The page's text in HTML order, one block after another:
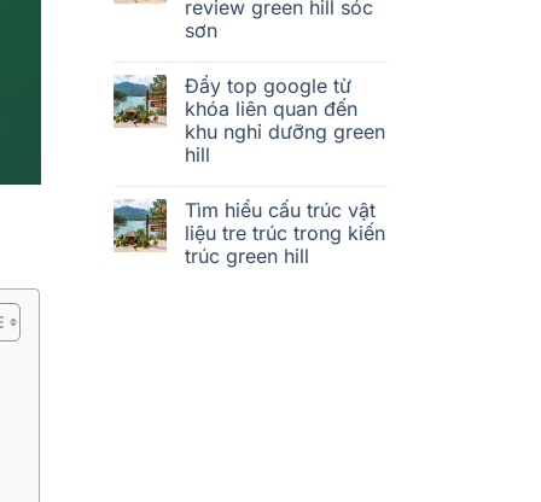
review green hill sóc
sơn
Đẩy top google từ
khóa liên quan đến
khu nghỉ dưỡng green
hill
Tìm hiểu cấu trúc vật
liệu tre trúc trong kiến
trúc green hill